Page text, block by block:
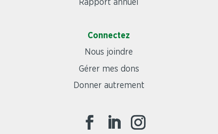
Rapport annuel
Connectez
Nous joindre
Gérer mes dons
Donner autrement